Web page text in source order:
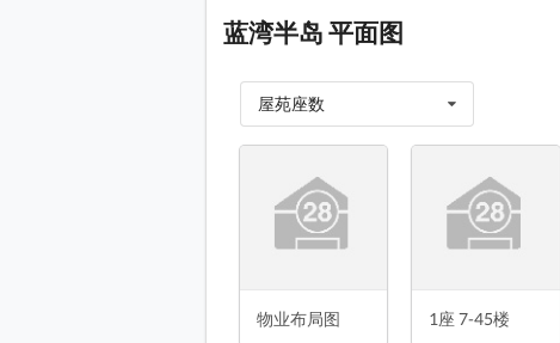
蓝湾半岛 平面图
屋苑座数
物业布局图 平面图
1座 7-45楼 平面图
2座 7-45楼 平面图
5座 7-45楼 平面图
物业布局
物业布局图 1座 7-45楼